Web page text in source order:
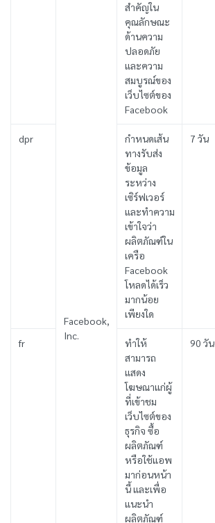
Facebook,
Inc.
สำคัญใน
คุณลักษณะ
ด้านความ
ปลอดภัย
และความ
สมบูรณ์ของ
เว็บไซต์ของ
Facebook
dpr
กำหนดเส้น
ทางรับส่ง
ข้อมูล
ระหว่าง
เซิร์ฟเวอร์
และทำความ
เข้าใจว่า
ผลิตภัณฑ์ใน
เครือ
Facebook
โหลดได้เร็ว
มากน้อย
เพียงใด
7 วัน
fr
ทำให้
สามารถ
แสดง
โฆษณาแก่ผู้
ที่เข้าชม
เว็บไซต์ของ
ธุรกิจ ซื้อ
ผลิตภัณฑ์
หรือใช้แอพ
มาก่อนหน้า
นี้ และเพื่อ
แนะนำ
ผลิตภัณฑ์
90 วัน